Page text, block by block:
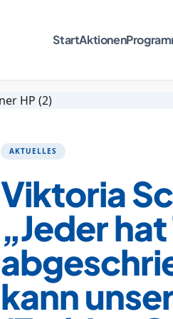
StartAktionen
AKTUELLES
Viktoria
„Jeder
kann